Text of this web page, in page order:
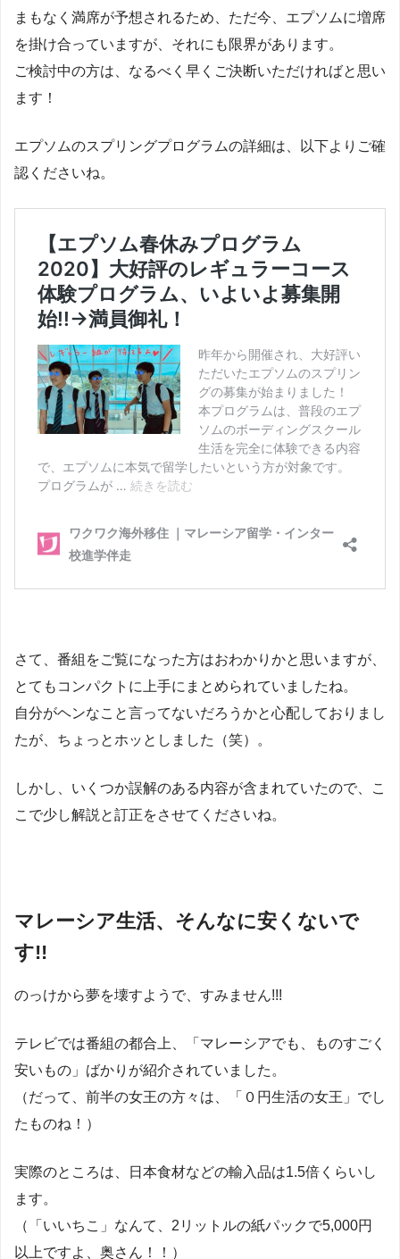
まもなく満席が予想されるため、ただ今、エプソムに増席
を掛け合っていますが、それにも限界があります。
ご検討中の方は、なるべく早くご決断いただければと思い
ます！
エプソムのスプリングプログラムの詳細は、以下よりご確
認くださいね。
さて、番組をご覧になった方はおわかりかと思いますが、
とてもコンパクトに上手にまとめられていましたね。
自分がヘンなこと言ってないだろうかと心配しておりまし
たが、ちょっとホッとしました（笑）。
しかし、いくつか誤解のある内容が含まれていたので、こ
こで少し解説と訂正をさせてくださいね。
マレーシア生活、そんなに安くないで
す!!
のっけから夢を壊すようで、すみません!!!
テレビでは番組の都合上、「マレーシアでも、ものすごく
安いもの」ばかりが紹介されていました。
（だって、前半の女王の方々は、「０円生活の女王」でし
たものね！）
実際のところは、日本食材などの輸入品は1.5倍くらいし
ます。
（「いいちこ」なんて、2リットルの紙パックで5,000円
以上ですよ、奥さん！！）